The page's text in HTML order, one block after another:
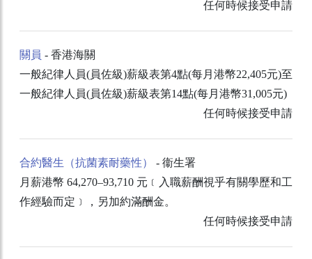
任何時候接受申請
關員 - 香港海關
一般紀律人員(員佐級)薪級表第4點(每月港幣22,405元)至
一般紀律人員(員佐級)薪級表第14點(每月港幣31,005元)
任何時候接受申請
合約醫生（抗菌素耐藥性）
- 衞生署
月薪港幣 64,270–93,710 元﹝入職薪酬視乎有關學歷和工
作經驗而定﹞，另加約滿酬金。
任何時候接受申請